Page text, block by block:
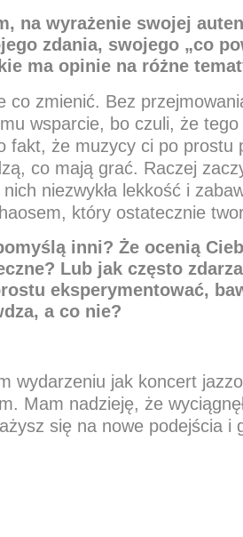
na wyrażenie swojej
zdania, swojego „co
ma opinie na różne
co zmienić. Bez
wsparcie, bo czuli, że
fakt, że muzycy ci po prostu
co mają grać. Raczej
niezwykła lekkość i
który ostatecznie
inni? Że ocenią
Lub jak często
eksperymentować,
a co nie?
wydarzeniu jak koncert
Mam nadzieję, że
się na nowe podejścia i